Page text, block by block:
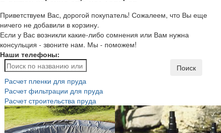
Приветствуем Вас, дорогой покупатель! Сожалеем, что Вы еще
ничего не добавили в корзину.
Если у Вас возникли какие-либо сомнения или Вам нужна
консульция - звоните нам. Мы - поможем!
Наши телефоны:
Поиск
Расчет пленки для пруда
Расчет фильтрации для пруда
Расчет строительства пруда